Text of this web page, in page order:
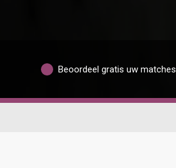
Beoordeel gratis uw matches